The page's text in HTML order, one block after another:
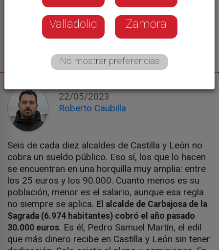
22/05/2023
Roberto Caubilla
Seis de cada diez alcaldes de Castilla y León no
cobra un sueldo público. Eso sí, los que lo hacen
se encuentran en una horquilla muy amplia: entre
los 25 euros y los 90.000. Cuanto menos es su
población, menor es el salario, aunque esa regla
no siempre se aplica. El alcalde de Carbajosa de la
Sagrada (6.974 habitantes) cobró el año pasado
30.000 euros. Es él, Pedro Samuel Martín, el edil
que más dinero recibe en Castilla y León sin tener
Valladolid Zamora
No mostrar preferencias